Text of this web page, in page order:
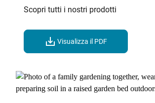
Scopri tutti i nostri prodotti
Visualizza il PDF